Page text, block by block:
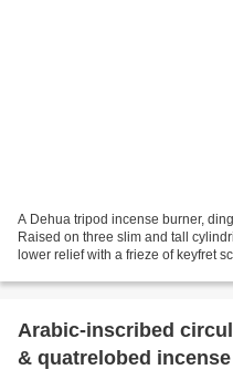
A Dehua tripod incense burner,
Raised on three slim and tall
lower relief with a frieze of keyfret
Arabic-inscribed
& quatrelobed